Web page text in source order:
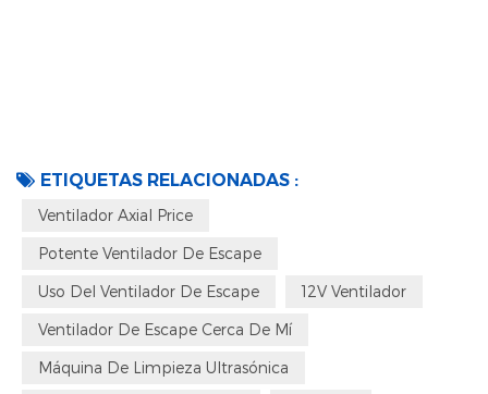
ETIQUETAS RELACIONADAS :
Ventilador Axial Price
Potente Ventilador De Escape
Uso Del Ventilador De Escape 12V Ventilador
Ventilador De Escape Cerca De Mí
Máquina De Limpieza Ultrasónica